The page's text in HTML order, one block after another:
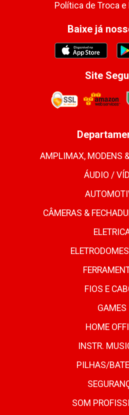
Política de Troca
Baixe já
Site
AMPLIMAX, MODENS
ÁUDIO /
CÂMERAS &
FIOS E
GAMES
HOME
INSTR.
PILHAS/
SOM